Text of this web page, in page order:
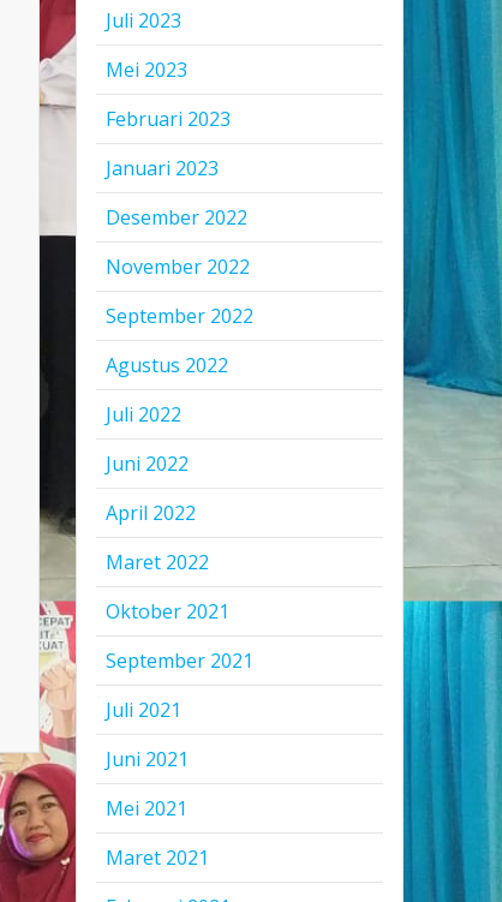
Juli 2023
Mei 2023
Februari 2023
Januari 2023
Desember 2022
November 2022
September 2022
Agustus 2022
Juli 2022
Juni 2022
April 2022
Maret 2022
Oktober 2021
September 2021
Juli 2021
Juni 2021
Mei 2021
Maret 2021